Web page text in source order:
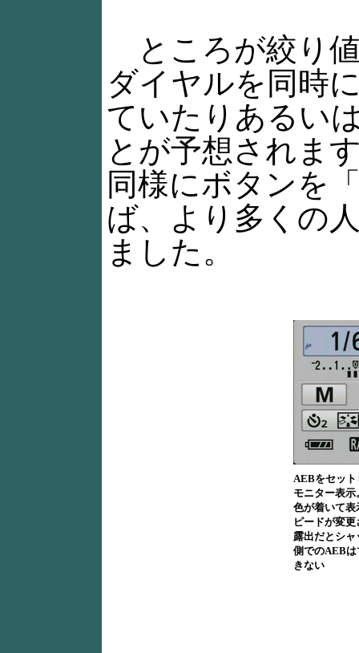
ところが絞り
ダイヤルを同時
ていたりあるい
とが予想されま
同様にボタンを
ば、より多くの
ました。
AEBをセッ
モニター表
色が着いて表
ピードが変
露出だとシ
側でのAEB
きない